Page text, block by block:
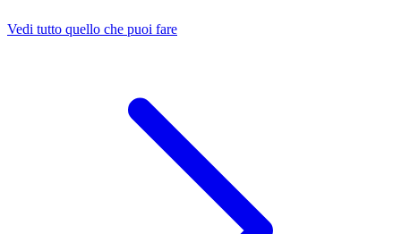
Vedi tutto quello che puoi fare